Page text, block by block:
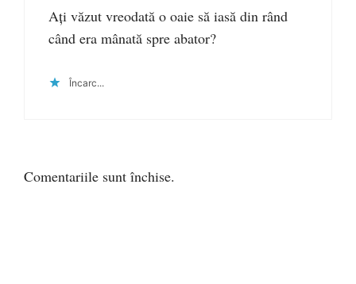
Ați văzut vreodată o oaie să iasă din rând
când era mânată spre abator?
Încarc...
Comentariile sunt închise.